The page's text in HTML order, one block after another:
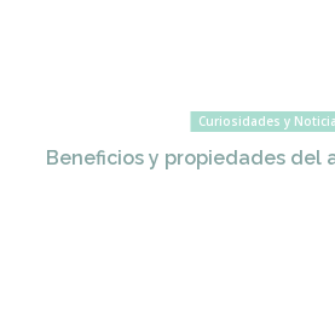
Curiosidades y
Beneficios y propiedades del